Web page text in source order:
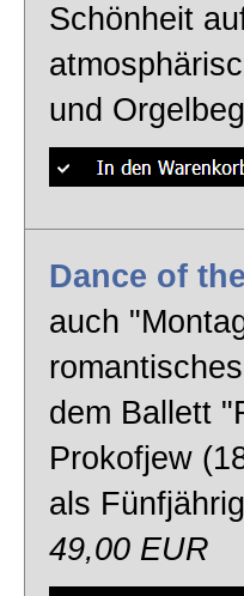
Clair de
Chor aus
Va Pensiero
Operetten-
klassische
Gymnopedie
Barock
Air on the
Romantik
Schönheit
und
Dance of
auch
dem Ballett
Prokofjew
als
49,00 EUR